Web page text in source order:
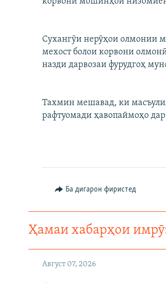
Сухангӯи нерӯҳои олмонии
мехост болои корвони
назди дарвозаи фурудгоҳ
Тахмин мешавад, ки
рафтуомади ҳавопаймоҳо
Ба дигарон фиристед
Ҳамаи хабарҳои
Август 07, 2026